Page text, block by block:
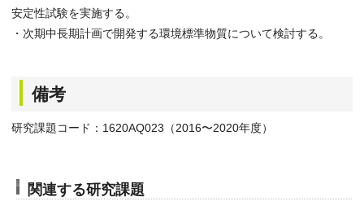
安定性試験を実施する。
・次期中長期計画で開発する環境標準物質について検討する。
備考
研究課題コード：1620AQ023（2016〜2020年度）
関連する研究課題